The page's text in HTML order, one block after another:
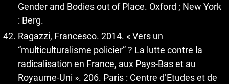
Gender and Bodies out of Place. Oxford ; New York
: Berg.
Ragazzi, Francesco. 2014. « Vers un
“multiculturalisme policier” ? La lutte contre la
radicalisation en France, aux Pays-Bas et au
Royaume-Uni ». 206. Paris : Centre d’Etudes et de